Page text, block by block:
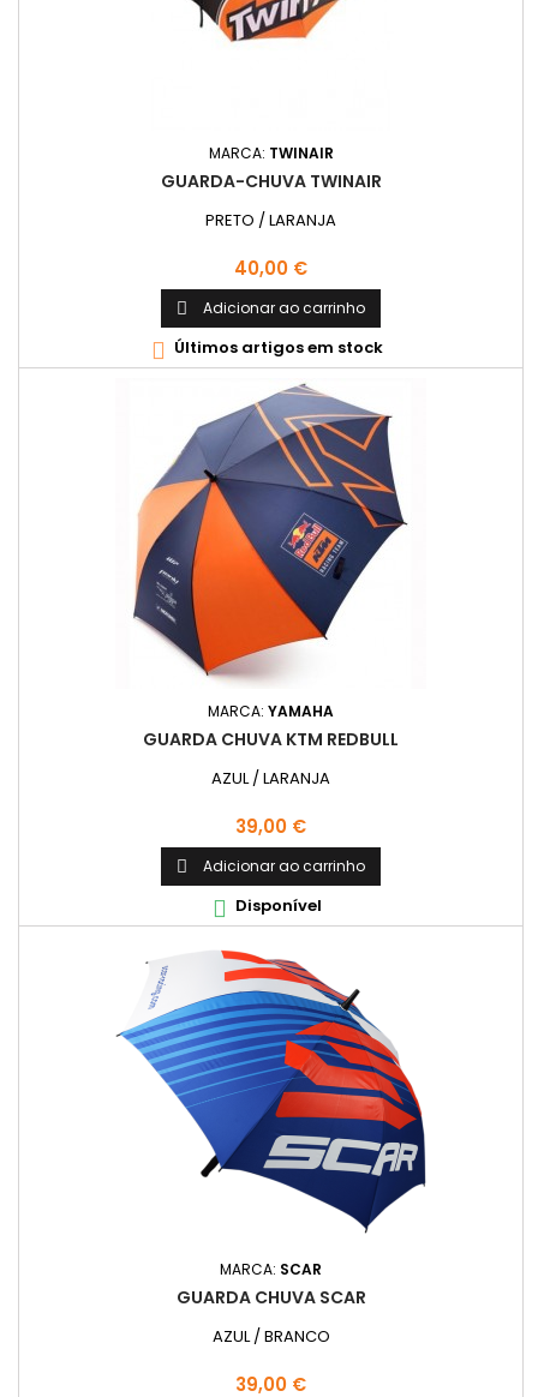
MARCA: TWINAIR
GUARDA-CHUVA TWINAIR
PRETO / LARANJA
Preço
40,00 €
 Adicionar ao carrinho
 Últimos artigos em stock
MARCA: YAMAHA
GUARDA CHUVA KTM REDBULL
AZUL / LARANJA
Preço
39,00 €
 Adicionar ao carrinho
 Disponível
MARCA: SCAR
GUARDA CHUVA SCAR
AZUL / BRANCO
Preço
39,00 €